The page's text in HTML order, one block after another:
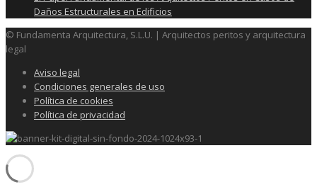
Daños Estructurales en Edificios
© Fundamenta Arquitectura, S.L.U. | Arquitectos peritos y arquitectura
legal
Aviso legal
Condiciones generales de uso
Política de cookies
Política de privacidad